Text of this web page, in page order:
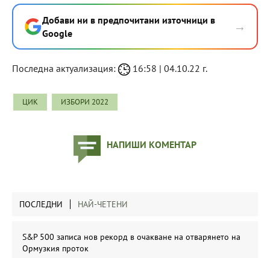
Добави ни в предпочитани източници в
Google
→
Последна актуализация: 16:58 | 04.10.22 г.
ЦИК ИЗБОРИ 2022
НАПИШИ КОМЕНТАР
ПОСЛЕДНИ НАЙ-ЧЕТЕНИ
S&P 500 записа нов рекорд в очакване на отварянето на
Ормузкия проток